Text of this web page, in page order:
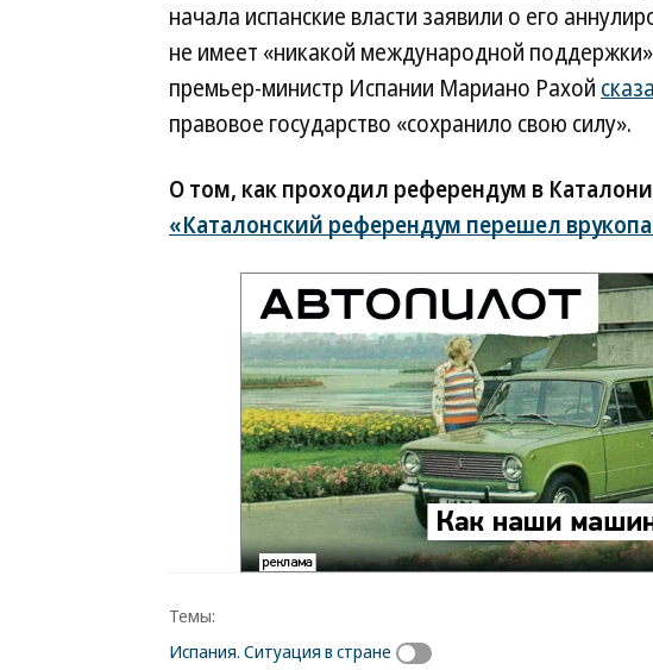
начала испанские власти заявили о его
не имеет «никакой международной
премьер-министр Испании Мариано Рахой
правовое государство «сохранило свою силу».
О том, как проходил референдум в
«Каталонский референдум перешел
Темы:
Испания. Ситуация в стране